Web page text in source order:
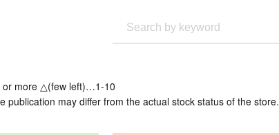
more △(few left)…1-10
publication may differ from the actual stock status of the store.